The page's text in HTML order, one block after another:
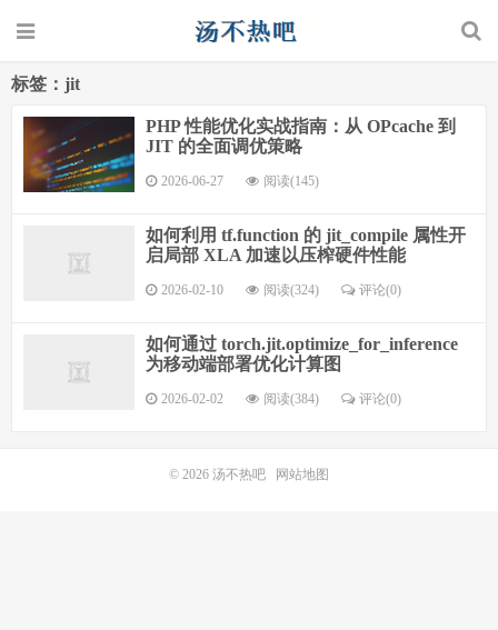
标签：jit
PHP 性能优化实战指南：从 OPcache 到
JIT 的全面调优策略
2026-06-27 阅读(145)
如何利用 tf.function 的 jit_compile 属性开
启局部 XLA 加速以压榨硬件性能
2026-02-10 阅读(324) 评论(0)
如何通过 torch.jit.optimize_for_inference
为移动端部署优化计算图
2026-02-02 阅读(384) 评论(0)
© 2026 汤不热吧 网站地图